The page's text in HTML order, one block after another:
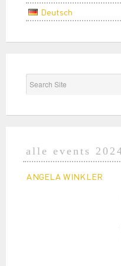
Deutsch
alle events
ANGELA WINKLER